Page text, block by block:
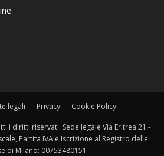
legali Privacy Cookie Policy
i diritti riservati. Sede legale Via Eritrea 21 -
Partita IVA e Iscrizione al Registro delle
di Milano: 00753480151